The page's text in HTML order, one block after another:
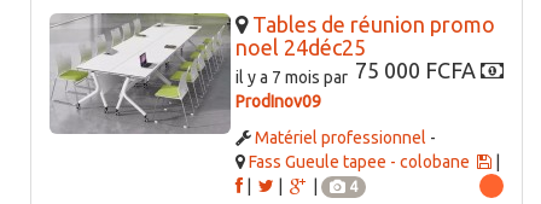
Tables de réunion promo
noel 24déc25
75 000 FCFA
il y a 7 mois par
ProdInov09
Matériel professionnel -
Fass Gueule tapee - colobane
4